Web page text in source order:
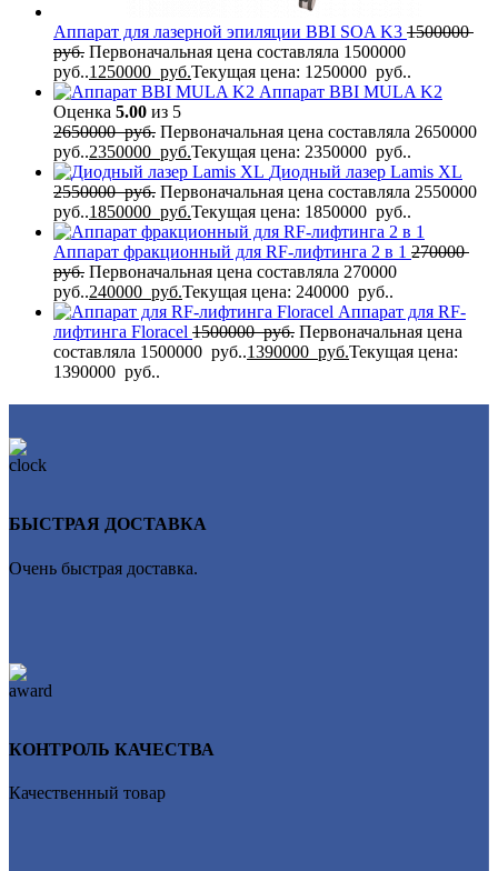
Аппарат для лазерной эпиляции BBI SOA K3 1500000
руб. Первоначальная цена составляла 1500000
руб..1250000 руб.Текущая цена: 1250000 руб..
Аппарат BBI MULA K2
Оценка 5.00 из 5
2650000руб. Первоначальная цена составляла 2650000
руб..2350000 руб.Текущая цена: 2350000 руб..
Диодный лазер Lamis XL
2550000руб. Первоначальная цена составляла 2550000
руб..1850000 руб.Текущая цена: 1850000 руб..
Аппарат фракционный для RF-лифтинга 2 в 1 270000
руб. Первоначальная цена составляла 270000
руб..240000 руб.Текущая цена: 240000 руб..
Аппарат для RF-
лифтинга Flоrасеl 1500000руб. Первоначальная цена
составляла 1500000 руб..1390000 руб.Текущая цена:
1390000 руб..
БЫСТРАЯ ДОСТАВКА
Очень быстрая доставка.
КОНТРОЛЬ КАЧЕСТВА
Качественный товар